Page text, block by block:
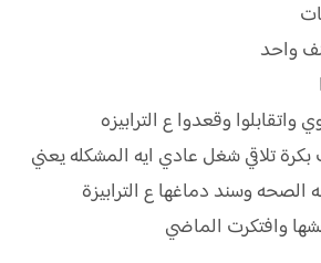
واحد
وقعدوا ع الترابيزه
تلاقي شغل عادي ايه المشكله يعني
وسند دماغها ع الترابيزة
وافتكرت الماضي